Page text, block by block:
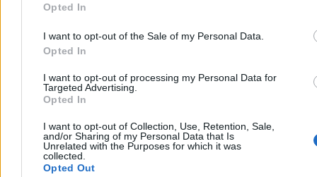
Opted In
I want to opt-out of the Sale of my Personal Data.
Opted In
I want to opt-out of processing my Personal Data for
Targeted Advertising.
Opted In
I want to opt-out of Collection, Use, Retention, Sale,
and/or Sharing of my Personal Data that Is
Unrelated with the Purposes for which it was
collected.
Opted Out
Testy wyraźnie to potwierdzały. Przykładowo Mass Effect:
a z zabezpieczeniami – w 46. Średni klatkaż w Lords of the Fallen
wzrósł po usunięciu Denuvo z 53 do 70, a w Bulletstorm z 149 do
obserwujemy – choćby ostatni Resident Evil Requiem bez
Denuvo zyskuje około 5 proc. klatek na sekundę.